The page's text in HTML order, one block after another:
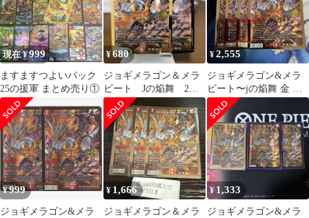
現在 ¥999
ますますつよいパック
25の援軍 まとめ売り①
¥680
ジョギメラゴン＆メラ
ビート Jの焔舞 2
枚 うち1枚シークレッ
ト
¥2,555
ジョギメラゴン&メラ
ビート〜jの焔舞 金 シ
ク シークレット 4枚
¥999
ジョギメラゴン&メラ
¥ 1,666
ジョギメラゴン＆メラ
¥ 1,333
ジョギメラゴン&メラ